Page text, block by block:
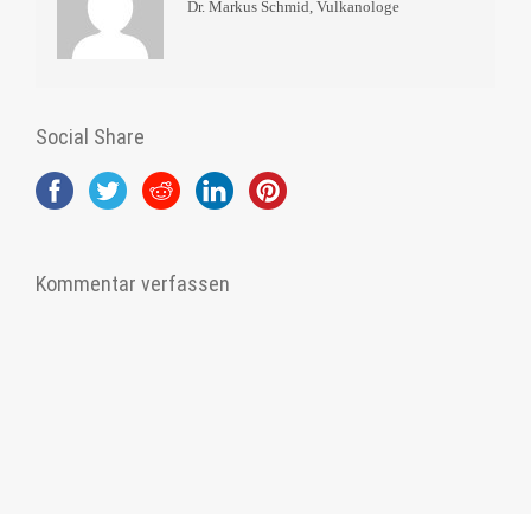
Dr. Markus Schmid, Vulkanologe
Social Share
Kommentar verfassen